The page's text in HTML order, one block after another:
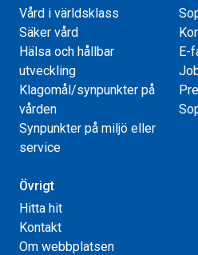
Vård i världsklass
Säker vård
Hälsa och hållbar
utveckling
Klagomål/synpunkter på
vården
Synpunkter på miljö eller
service
E-
Övrigt
Hitta hit
Kontakt
Om webbplatsen